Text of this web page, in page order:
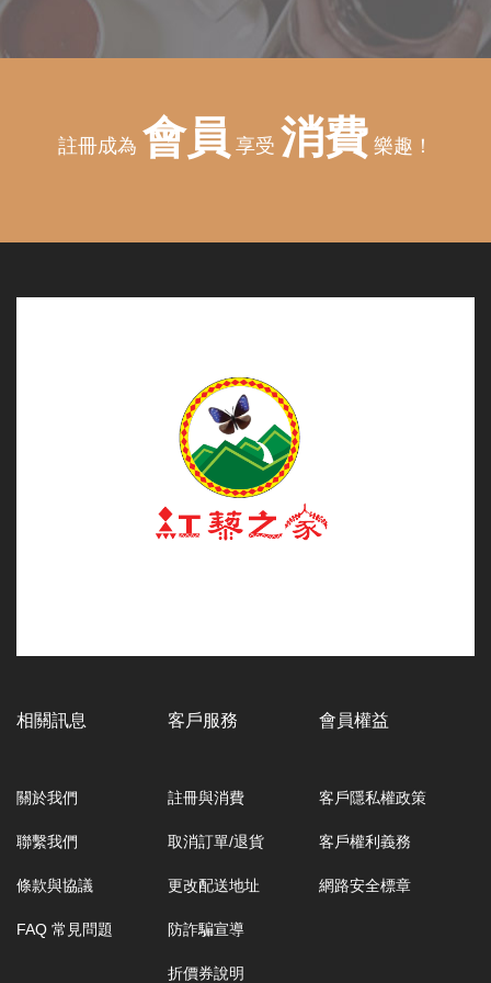
註冊成為 會員 享受 消費 樂趣！
相關訊息
關於我們
聯繫我們
條款與協議
FAQ 常見問題
客戶服務
註冊與消費
取消訂單/退貨
更改配送地址
防詐騙宣導
折價券說明
會員權益
客戶隱私權政策
客戶權利義務
網路安全標章